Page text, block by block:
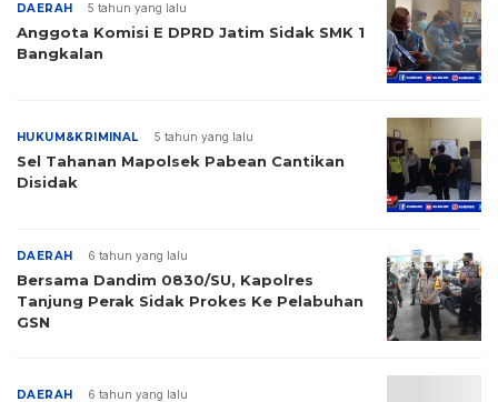
DAERAH 5 tahun yang lalu
Anggota Komisi E DPRD Jatim Sidak SMK 1
Bangkalan
HUKUM&KRIMINAL 5 tahun yang lalu
Sel Tahanan Mapolsek Pabean Cantikan
Disidak
DAERAH 6 tahun yang lalu
Bersama Dandim 0830/SU, Kapolres
Tanjung Perak Sidak Prokes Ke Pelabuhan
GSN
DAERAH 6 tahun yang lalu